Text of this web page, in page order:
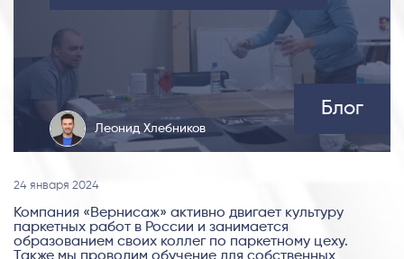
Леонид Хлебников
Блог
24 января 2024
Компания «Вернисаж» активно двигает культуру
паркетных работ в России и занимается
образованием своих коллег по паркетному цеху.